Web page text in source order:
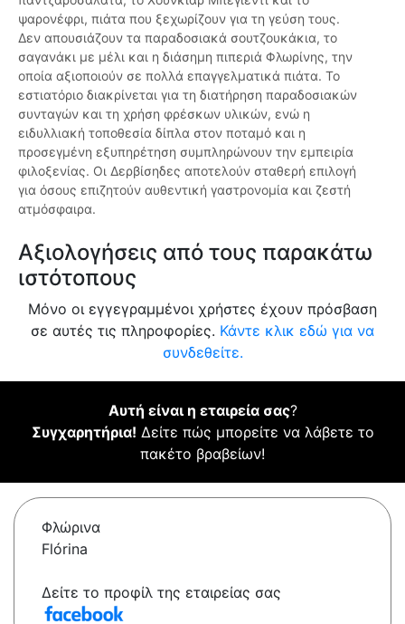
ψαρονέφρι, πιάτα που ξεχωρίζουν για τη γεύση τους.
Δεν απουσιάζουν τα παραδοσιακά σουτζουκάκια, το
σαγανάκι με μέλι και η διάσημη πιπεριά Φλωρίνης, την
οποία αξιοποιούν σε πολλά επαγγελματικά πιάτα. Το
εστιατόριο διακρίνεται για τη διατήρηση παραδοσιακών
συνταγών και τη χρήση φρέσκων υλικών, ενώ η
ειδυλλιακή τοποθεσία δίπλα στον ποταμό και η
προσεγμένη εξυπηρέτηση συμπληρώνουν την εμπειρία
φιλοξενίας. Οι Δερβίσηδες αποτελούν σταθερή επιλογή
για όσους επιζητούν αυθεντική γαστρονομία και ζεστή
ατμόσφαιρα.
Αξιολογήσεις από τους παρακάτω
ιστότοπους
Μόνο οι εγγεγραμμένοι χρήστες έχουν πρόσβαση
σε αυτές τις πληροφορίες. Κάντε κλικ εδώ για να
συνδεθείτε.
Αυτή είναι η εταιρεία σας?
Συγχαρητήρια! Δείτε πώς μπορείτε να λάβετε το
πακέτο βραβείων!
Φλώρινα
Flórina
Δείτε το προφίλ της εταιρείας σας